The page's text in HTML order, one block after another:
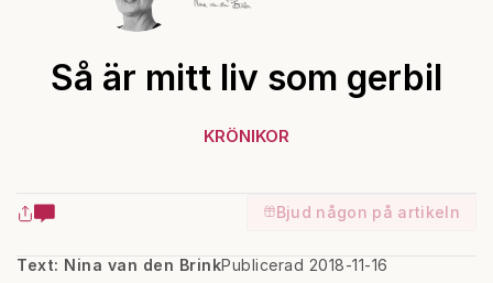
Så är mitt liv som gerbil
KRÖNIKOR
Bjud någon på artikeln
Text: Nina van den BrinkPublicerad 2018-11-16